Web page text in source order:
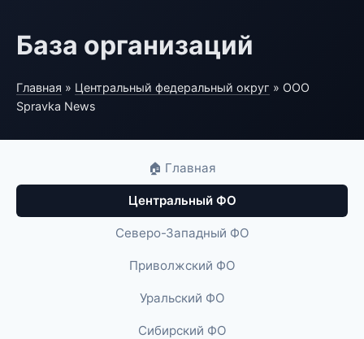
База организаций
Главная » Центральный федеральный округ » ООО
Spravka News
🏠 Главная
Центральный ФО
Северо-Западный ФО
Приволжский ФО
Уральский ФО
Сибирский ФО